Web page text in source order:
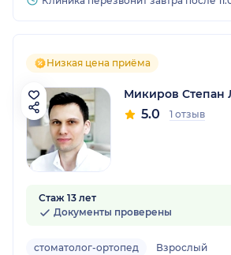
Низкая цена приёма
Микиров Степан
5.0 1 отзыв
Стаж 13 лет
Документы проверены
стоматолог-ортопед Взрослый